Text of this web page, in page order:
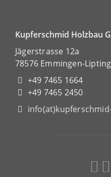
Kupferschmid Holzbau
Jägerstrasse 12a
78576 Emmingen-
+49 7465 1664
+49 7465 2450